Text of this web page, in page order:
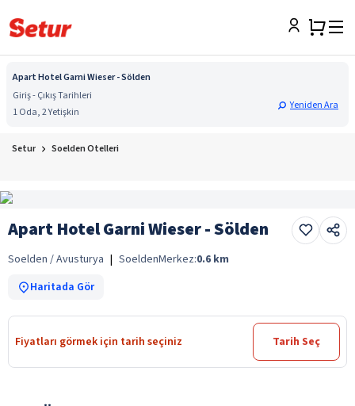
Apart Hotel Garni Wieser - Sölden
Giriş - Çıkış Tarihleri
1 Oda, 2 Yetişkin
Yeniden Ara
Setur Soelden Otelleri
Apart Hotel Garni Wieser - Sölden
Soelden / Avusturya | SoeldenMerkez:0.6 km
Haritada Gör
Fiyatları görmek için tarih seçiniz Tarih Seç